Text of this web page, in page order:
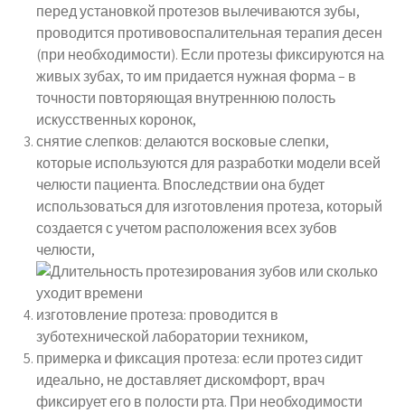
перед установкой протезов вылечиваются зубы,
проводится противовоспалительная терапия десен
(при необходимости). Если протезы фиксируются на
живых зубах, то им придается нужная форма – в
точности повторяющая внутреннюю полость
искусственных коронок,
снятие слепков: делаются восковые слепки,
которые используются для разработки модели всей
челюсти пациента. Впоследствии она будет
использоваться для изготовления протеза, который
создается с учетом расположения всех зубов
челюсти,
изготовление протеза: проводится в
зуботехнической лаборатории техником,
примерка и фиксация протеза: если протез сидит
идеально, не доставляет дискомфорт, врач
фиксирует его в полости рта. При необходимости